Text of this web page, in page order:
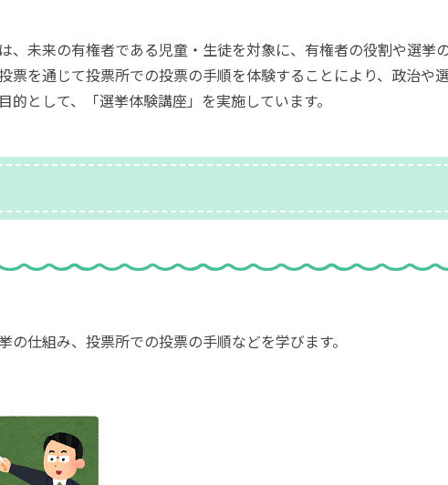
、未来の有権者である児童・生徒を対象に、有権者の役割や選挙
票を通じて投票所での投票の手順を体験することにより、政治や
的として、「選挙体験講座」を実施しています。
の仕組み、投票所での投票の手順などを学びます。